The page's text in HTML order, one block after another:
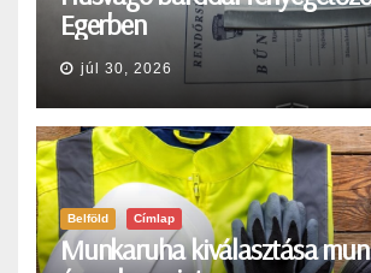
Egerben
júl 30, 2026
Belföld Címlap
Munkaruha kiválasztása